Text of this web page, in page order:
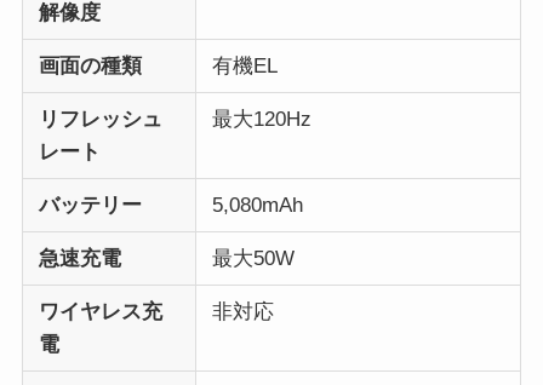
解像度
画面の種類 有機EL
リフレッシュ
レート
最大120Hz
バッテリー 5,080mAh
急速充電 最大50W
ワイヤレス充
電
非対応